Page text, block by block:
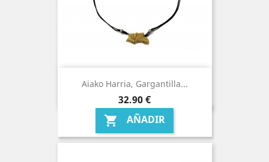
Aiako Harria, Gargantilla...
Precio
32,90 €
 AÑADIR